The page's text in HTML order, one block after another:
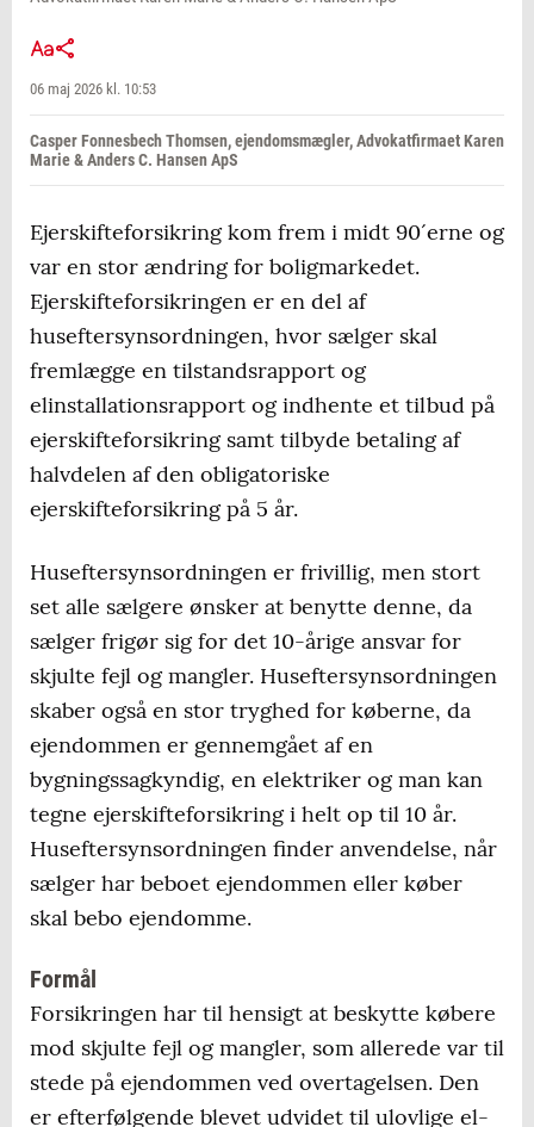
06 maj 2026 kl. 10:53
Casper Fonnesbech Thomsen, ejendomsmægler, Advokatfirmaet Karen
Marie & Anders C. Hansen ApS
Ejerskifteforsikring kom frem i midt 90´erne og
var en stor ændring for boligmarkedet.
Ejerskifteforsikringen er en del af
huseftersynsordningen, hvor sælger skal
fremlægge en tilstandsrapport og
elinstallationsrapport og indhente et tilbud på
ejerskifteforsikring samt tilbyde betaling af
halvdelen af den obligatoriske
ejerskifteforsikring på 5 år.
Huseftersynsordningen er frivillig, men stort
set alle sælgere ønsker at benytte denne, da
sælger frigør sig for det 10-årige ansvar for
skjulte fejl og mangler. Huseftersynsordningen
skaber også en stor tryghed for køberne, da
ejendommen er gennemgået af en
bygningssagkyndig, en elektriker og man kan
tegne ejerskifteforsikring i helt op til 10 år.
Huseftersynsordningen finder anvendelse, når
sælger har beboet ejendommen eller køber
skal bebo ejendomme.
Formål
Forsikringen har til hensigt at beskytte købere
mod skjulte fejl og mangler, som allerede var til
stede på ejendommen ved overtagelsen. Den
er efterfølgende blevet udvidet til ulovlige el-